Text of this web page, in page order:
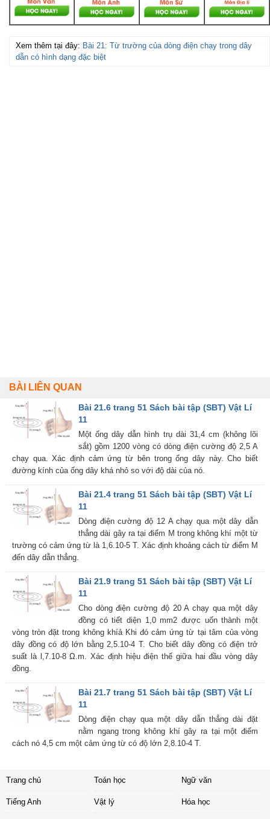
Xem thêm tại đây: Bài 21: Từ trường của dòng điện chạy trong dây
dẫn có hình dạng đặc biệt
BÀI LIÊN QUAN
Bài 21.6 trang 51 Sách bài tập (SBT) Vật Lí
11
Một ống dây dẫn hình trụ dài 31,4 cm (không lõi
sắt) gồm 1200 vòng có dòng điện cường độ 2,5 A
chạy qua. Xác định cảm ứng từ bên trong ống dây này. Cho biết
đường kính của ống dây khá nhỏ so với độ dài của nó.
Bài 21.4 trang 51 Sách bài tập (SBT) Vật Lí
11
Dòng điện cường độ 12 A chạy qua một dây dẫn
thẳng dài gây ra tại điểm M trong không khí một từ
trường có cảm ứng từ là 1,6.10-5 T. Xác định khoảng cách từ điểm M
đến dây dẫn thẳng.
Bài 21.9 trang 51 Sách bài tập (SBT) Vật Lí
11
Cho dòng điện cường độ 20 A chạy qua một dây
đồng có tiết diện 1,0 mm2 được uốn thành một
vòng tròn đặt trong không khíả Khi đó cảm ứng từ tại tâm của vòng
dây đồng có độ lớn bằng 2,5.10-4 T. Cho biết dây đồng có điện trở
suất là l,7.10-8 Ω.m. Xác định hiệu điện thế giữa hai đầu vòng dây
đồng.
Bài 21.7 trang 51 Sách bài tập (SBT) Vật Lí
11
Dòng điện chạy qua một dây dẫn thẳng dài đặt
nằm ngang trong không khí gây ra tại một điểm
cách nó 4,5 cm một cảm ứng từ có độ lớn 2,8.10-4 T.
Trang chủ Toán học Ngữ văn
Tiếng Anh Vật lý Hóa học